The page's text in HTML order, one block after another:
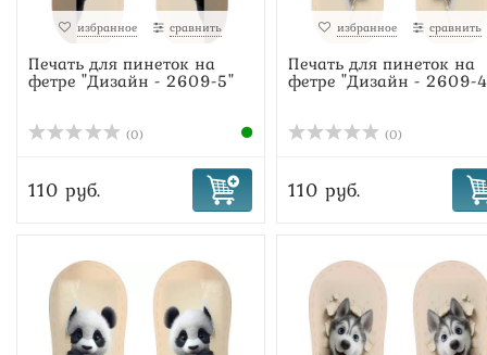
избранное сравнить
Печать для пинеток на
фетре "Дизайн - 2609-5"
(0)
110 руб.
избранное сравнить
Печать для пинеток на
фетре "Дизайн - 2609-
(0)
110 руб.